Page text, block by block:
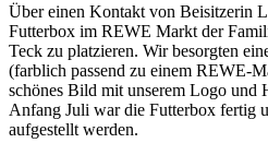
Über einen Kontakt von Beisitzerin
Futterbox im REWE Markt der
Teck zu platzieren. Wir besorgten
(farblich passend zu einem REWE-
schönes Bild mit unserem Logo und
Anfang Juli war die Futterbox fertig
aufgestellt werden.